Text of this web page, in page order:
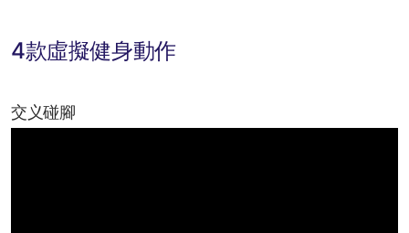
4款虛擬健身動作
交义碰腳